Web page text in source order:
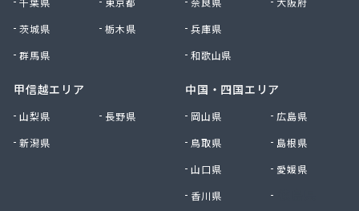
谷中田プロパン店
中央セントラルガス株式会社 宇都宮営業所
中央セントラルガス株式会社 那須営業所
町田屋商店出光興産大沢給油所
津吹商店
津田商店
田邊工業株式会社 佐野工場
茨城県
栃木県
群馬県
甲信越エリア
山梨県
長野県
新潟県
兵庫県
和歌山県
中国・四国エリア
岡山県
広島県
鳥取県
島根県
山口県
愛媛県
香川県